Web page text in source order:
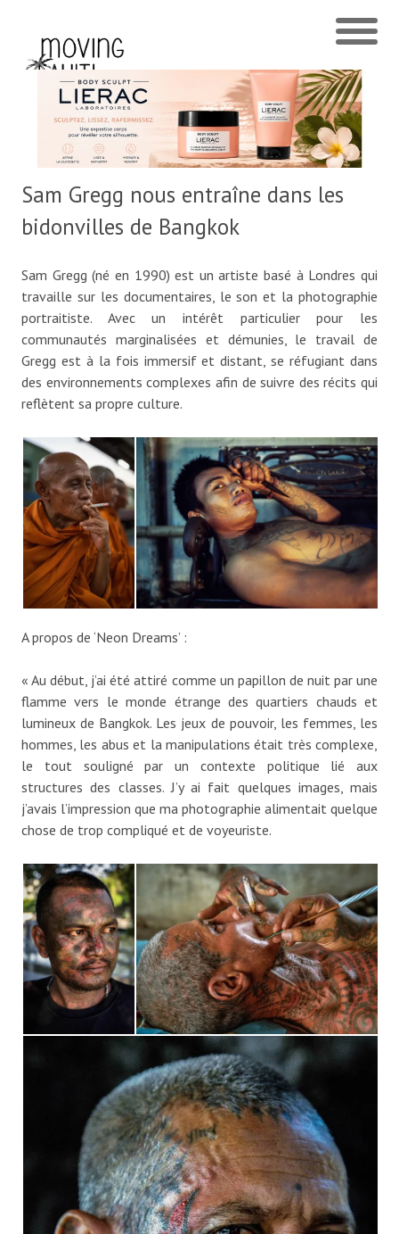
Sam Gregg nous entraîne dans les
bidonvilles de Bangkok
Sam Gregg (né en 1990) est un artiste basé à Londres qui
travaille sur les documentaires, le son et la photographie
portraitiste. Avec un intérêt particulier pour les
communautés marginalisées et démunies, le travail de
Gregg est à la fois immersif et distant, se réfugiant dans
des environnements complexes afin de suivre des récits qui
reflètent sa propre culture.
A propos de ‘Neon Dreams’ :
« Au début, j’ai été attiré comme un papillon de nuit par une
flamme vers le monde étrange des quartiers chauds et
lumineux de Bangkok. Les jeux de pouvoir, les femmes, les
hommes, les abus et la manipulations était très complexe,
le tout souligné par un contexte politique lié aux
structures des classes. J’y ai fait quelques images, mais
j’avais l’impression que ma photographie alimentait quelque
chose de trop compliqué et de voyeuriste.